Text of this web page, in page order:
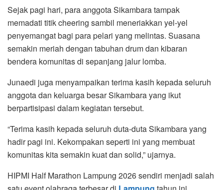
Sejak pagi hari, para anggota Sikambara tampak
memadati titik cheering sambil meneriakkan yel-yel
penyemangat bagi para pelari yang melintas. Suasana
semakin meriah dengan tabuhan drum dan kibaran
bendera komunitas di sepanjang jalur lomba.
Junaedi juga menyampaikan terima kasih kepada seluruh
anggota dan keluarga besar Sikambara yang ikut
berpartisipasi dalam kegiatan tersebut.
“Terima kasih kepada seluruh duta-duta Sikambara yang
hadir pagi ini. Kekompakan seperti ini yang membuat
komunitas kita semakin kuat dan solid,” ujarnya.
HIPMI Half Marathon Lampung 2026 sendiri menjadi salah